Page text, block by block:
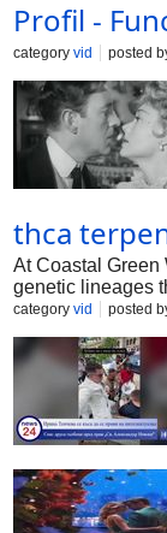
Profil -
category vid posted
thca
At Coastal Green
genetic lineages
guaranteeing
category vid posted